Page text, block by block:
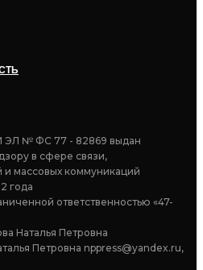
ЭЛ № ФС 77 - 82869 выдан
в сфере связи,
массовых коммуникаций
года
ответственностью «47-
Наталья Петровна
Петровна nppress@yandex.ru,